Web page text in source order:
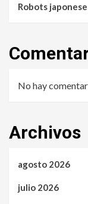
Robots
No hay
Archivos
agosto 2026
julio 2026